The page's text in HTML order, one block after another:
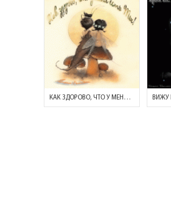
КАК ЗДОРОВО, ЧТО У МЕНЯ ЕСТЬ ТЫ!